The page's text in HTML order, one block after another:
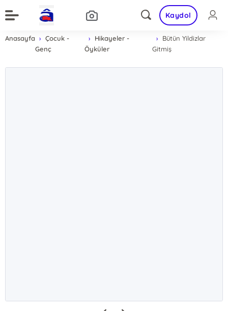
Kaydol
Anasayfa
Çocuk -
Genç
Hikayeler -
Öyküler
Bütün Yildizlar
Gitmiş